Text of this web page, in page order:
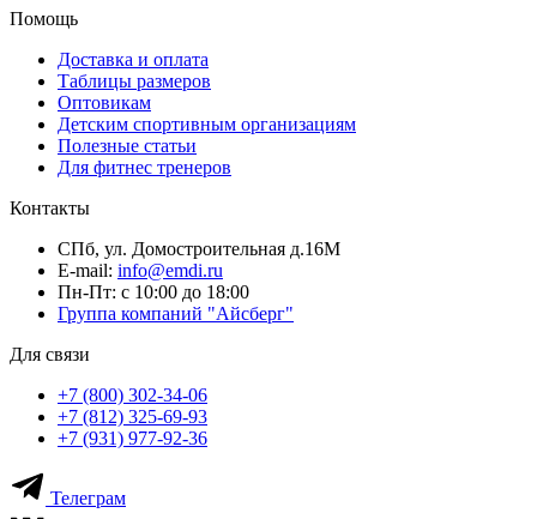
Помощь
Доставка и оплата
Таблицы размеров
Оптовикам
Детским спортивным организациям
Полезные статьи
Для фитнес тренеров
Контакты
СПб, ул. Домостроительная д.16М
E-mail: info@emdi.ru
Пн-Пт: с 10:00 до 18:00
Группа компаний "Айсберг"
Для связи
+7 (800) 302-34-06
+7 (812) 325-69-93
+7 (931) 977-92-36
Телеграм